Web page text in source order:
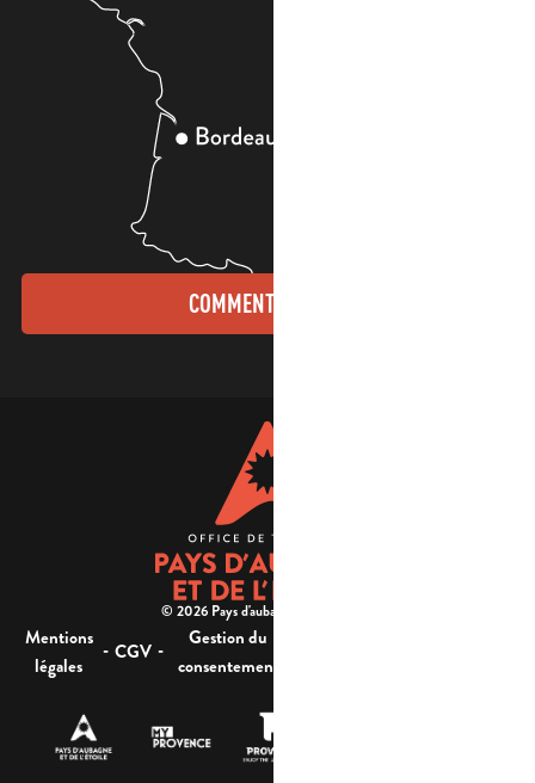
COMMENT VENIR ?
© 2026 Pays d'aubagne et de l'étoile -
Mentions
légales
- CGV -
Gestion du
consentement